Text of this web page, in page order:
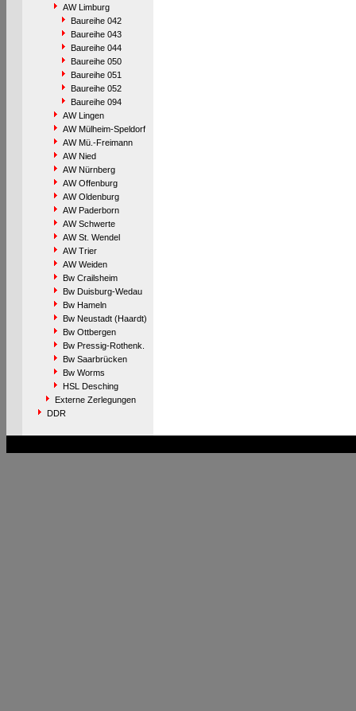
AW Limburg
Baureihe 042
Baureihe 043
Baureihe 044
Baureihe 050
Baureihe 051
Baureihe 052
Baureihe 094
AW Lingen
AW Mülheim-Speldorf
AW Mü.-Freimann
AW Nied
AW Nürnberg
AW Offenburg
AW Oldenburg
AW Paderborn
AW Schwerte
AW St. Wendel
AW Trier
AW Weiden
Bw Crailsheim
Bw Duisburg-Wedau
Bw Hameln
Bw Neustadt (Haardt)
Bw Ottbergen
Bw Pressig-Rothenk.
Bw Saarbrücken
Bw Worms
HSL Desching
Externe Zerlegungen
DDR